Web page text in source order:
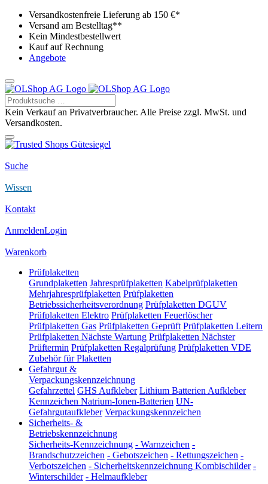
Versandkostenfreie Lieferung ab 150 €*
Versand am Bestelltag**
Kein Mindestbestellwert
Kauf auf Rechnung
Angebote
Kein Verkauf an Privatverbraucher. Alle Preise zzgl. MwSt. und
Versandkosten.
Suche
Wissen
Kontakt
AnmeldenLogin
Warenkorb
Prüfplaketten
Grundplaketten Jahresprüfplaketten Kabelprüfplaketten
Mehrjahresprüfplaketten Prüfplaketten
Betriebssicherheitsverordnung Prüfplaketten DGUV
Prüfplaketten Elektro Prüfplaketten Feuerlöscher
Prüfplaketten Gas Prüfplaketten Geprüft Prüfplaketten Leitern
Prüfplaketten Nächste Wartung Prüfplaketten Nächster
Prüftermin Prüfplaketten Regalprüfung Prüfplaketten VDE
Zubehör für Plaketten
Gefahrgut &
Verpackungskennzeichnung
Gefahrzettel GHS Aufkleber Lithium Batterien Aufkleber
Kennzeichen Natrium-Ionen-Batterien UN-
Gefahrgutaufkleber Verpackungskennzeichen
Sicherheits- &
Betriebskennzeichnung
Sicherheits-Kennzeichnung - Warnzeichen -
Brandschutzzeichen - Gebotszeichen - Rettungszeichen -
Verbotszeichen - Sicherheitskennzeichnung Kombischilder -
Winterschilder - Helmaufkleber